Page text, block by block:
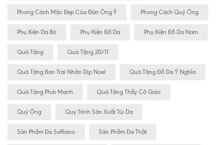
Phong Cách Mặc Đẹp Của Đàn Ông Ý Phong Cách Quý Ông
Phụ Kiện Da Bò Phụ Kiện Đồ Da Phụ Kiện Đồ Da Nam
Quà Tặng Quà Tặng 20/11
Quà Tặng Bạn Trai Nhân Dịp Noel Quà Tặng Đồ Da Ý Nghĩa
Quà Tặng Phái Mạnh Quà Tặng Thầy Cô Giáo
Quý Ông Quy Trình Sản Xuất Túi Da
Sản Phẩm Da Saffiano Sản Phẩm Da Thật